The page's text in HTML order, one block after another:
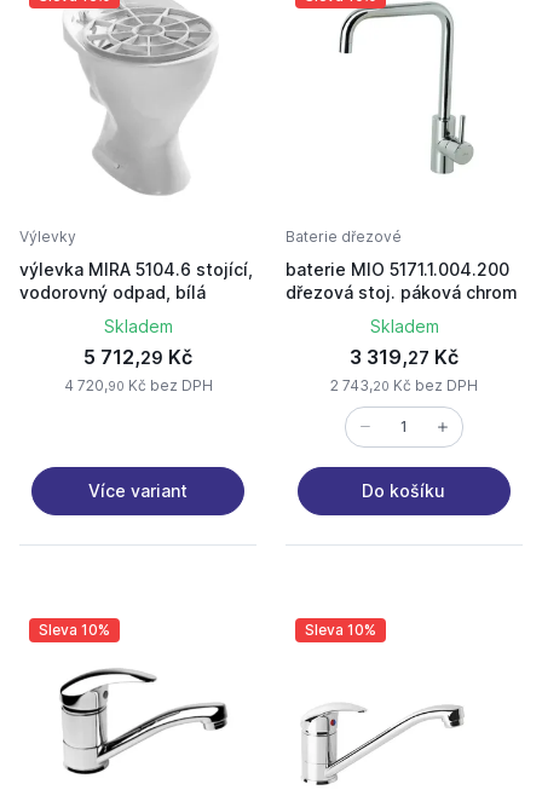
Výlevky
výlevka MIRA 5104.6 stojící,
vodorovný odpad, bílá
Skladem
5 712,29 Kč
4 720,90 Kč bez DPH
Více variant
Baterie dřezové
baterie MIO 5171.1.004.200
dřezová stoj. páková chrom
Skladem
3 319,27 Kč
2 743,20 Kč bez DPH
Do košíku
Sleva 10% Sleva 10%